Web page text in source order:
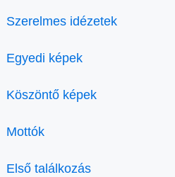
Szerelmes idézetek
Egyedi képek
Köszöntő képek
Mottók
Első találkozás